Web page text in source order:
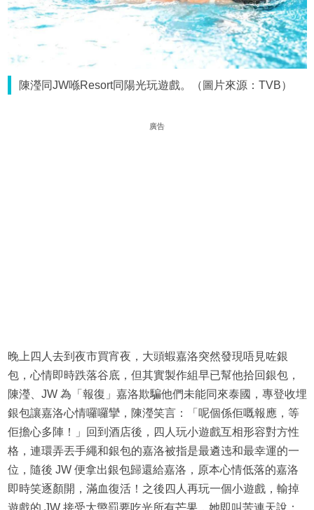
陳瀅同JW喺Resort同陽光玩遊戲。（圖片來源：TVB）
廣告
晚上四人去到夜市買宵夜，大頭蝦嘉洛突然發現唔見咗銀
包，心情即時跌落谷底，但其實製作組早已幫他拾回銀包，
陳瀅、JW 為「報復」嘉洛欺騙他們未能同來泰國，專登收埋
銀包讓嘉洛心情囉囉攣，陳瀅笑言：「呢個係佢嘅報應，等
佢擔心多陣！」回到酒店後，四人玩小遊戲互相形容對方性
格，連環弄丟手繩和銀包的嘉洛被指是最遴迍和最幸運的一
位，隨後 JW 便拿出銀包歸還給嘉洛，原本心情低落的嘉洛
即時笑逐顏開，滿血復活！之後四人再玩一個小遊戲，輸掉